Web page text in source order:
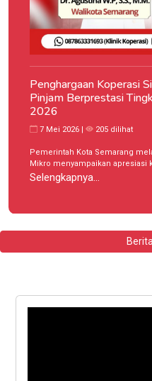
Penghargaan Koperasi
Pinjam Berprestasi
2026
7 Mei 2026 | 205 dilihat
Pemerintah Kota Semarang
Mikro menyampaikan apresiasi
Selengkapnya...